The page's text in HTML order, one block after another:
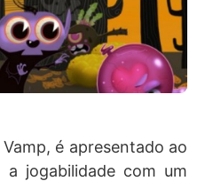
é apresentado ao
jogabilidade com um